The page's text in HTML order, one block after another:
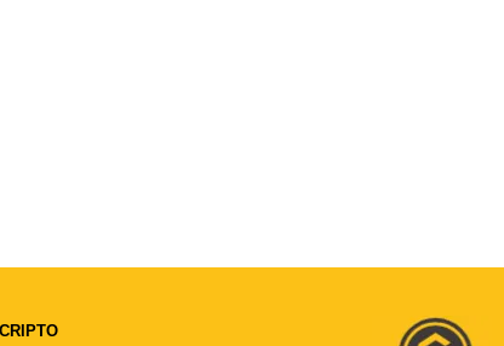
CRIPTO